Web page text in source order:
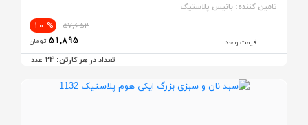
تامین کننده: بانیس پلاستیک
قیمت واحد
57,652
% 10
51,895 تومان
تعداد در هر کارتن: 24 عدد